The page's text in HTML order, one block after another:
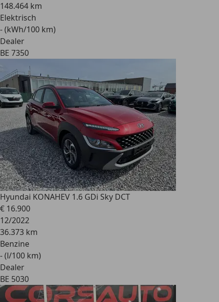
148.464 km
Elektrisch
- (kWh/100 km)
Dealer
BE 7350
Hyundai KONAHEV 1.6 GDi Sky DCT
€ 16.900
12/2022
36.373 km
Benzine
- (l/100 km)
Dealer
BE 5030